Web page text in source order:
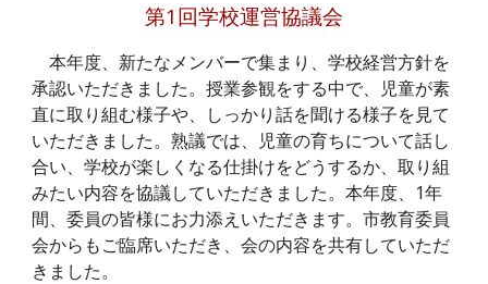
第1回学校運営協議会
本年度、新たなメンバーで集まり、学校経営方針を
承認いただきました。授業参観をする中で、児童が素
直に取り組む様子や、しっかり話を聞ける様子を見て
いただきました。熟議では、児童の育ちについて話し
合い、学校が楽しくなる仕掛けをどうするか、取り組
みたい内容を協議していただきました。本年度、1年
間、委員の皆様にお力添えいただきます。市教育委員
会からもご臨席いただき、会の内容を共有していただ
きました。